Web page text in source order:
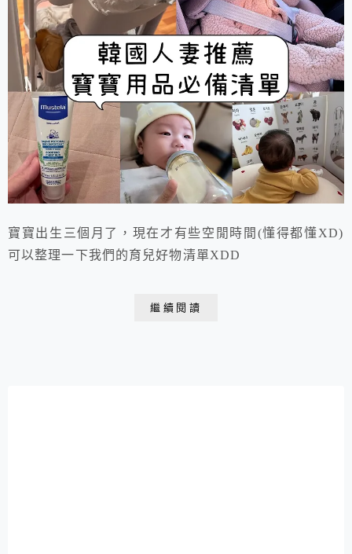
寶寶出生三個月了，現在才有些空閒時間(懂得都懂XD)
可以整理一下我們的育兒好物清單XDD
繼續閱讀